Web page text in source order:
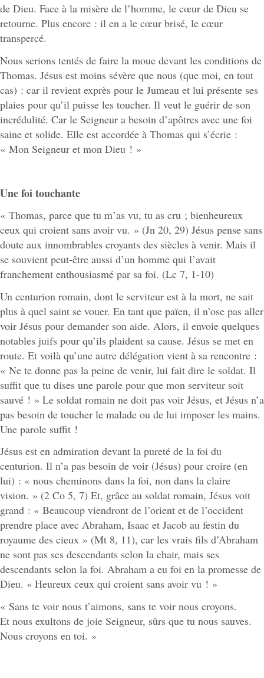
de Dieu. Face à la misère de l’homme, le cœur de Dieu se
retourne. Plus encore : il en a le cœur brisé, le cœur
transpercé.
Nous serions tentés de faire la moue devant les conditions de
Thomas. Jésus est moins sévère que nous (que moi, en tout
cas) : car il revient exprès pour le Jumeau et lui présente ses
plaies pour qu’il puisse les toucher. Il veut le guérir de son
incrédulité. Car le Seigneur a besoin d’apôtres avec une foi
saine et solide. Elle est accordée à Thomas qui s’écrie :
« Mon Seigneur et mon Dieu ! »
Une foi touchante
« Thomas, parce que tu m’as vu, tu as cru ; bienheureux
ceux qui croient sans avoir vu. » (Jn 20, 29) Jésus pense sans
doute aux innombrables croyants des siècles à venir. Mais il
se souvient peut-être aussi d’un homme qui l’avait
franchement enthousiasmé par sa foi. (Lc 7, 1-10)
Un centurion romain, dont le serviteur est à la mort, ne sait
plus à quel saint se vouer. En tant que païen, il n’ose pas aller
voir Jésus pour demander son aide. Alors, il envoie quelques
notables juifs pour qu’ils plaident sa cause. Jésus se met en
route. Et voilà qu’une autre délégation vient à sa rencontre :
« Ne te donne pas la peine de venir, lui fait dire le soldat. Il
suffit que tu dises une parole pour que mon serviteur soit
sauvé ! » Le soldat romain ne doit pas voir Jésus, et Jésus n’a
pas besoin de toucher le malade ou de lui imposer les mains.
Une parole suffit !
Jésus est en admiration devant la pureté de la foi du
centurion. Il n’a pas besoin de voir (Jésus) pour croire (en
lui) : « nous cheminons dans la foi, non dans la claire
vision. » (2 Co 5, 7) Et, grâce au soldat romain, Jésus voit
grand : « Beaucoup viendront de l’orient et de l’occident
prendre place avec Abraham, Isaac et Jacob au festin du
royaume des cieux » (Mt 8, 11), car les vrais fils d’Abraham
ne sont pas ses descendants selon la chair, mais ses
descendants selon la foi. Abraham a eu foi en la promesse de
Dieu. « Heureux ceux qui croient sans avoir vu ! »
« Sans te voir nous t’aimons, sans te voir nous croyons.
Et nous exultons de joie Seigneur, sûrs que tu nous sauves.
Nous croyons en toi. »